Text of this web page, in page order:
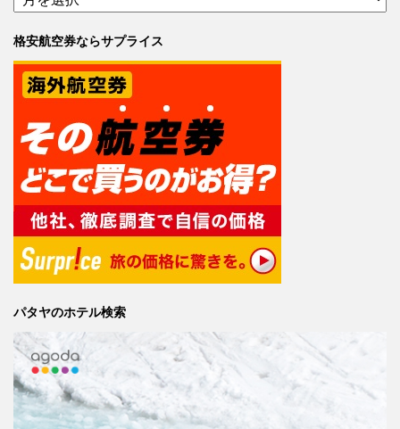
格安航空券ならサプライス
パタヤのホテル検索